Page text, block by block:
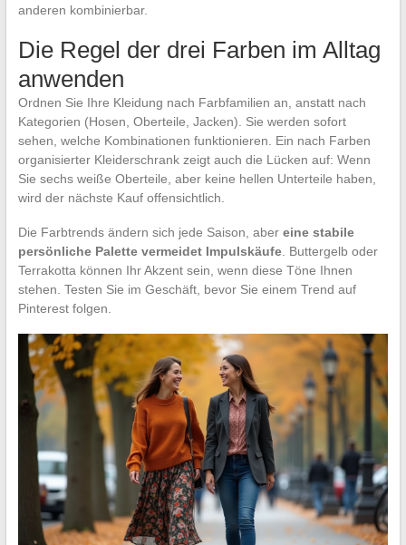
anderen kombinierbar.
Die Regel der drei Farben im Alltag
anwenden
Ordnen Sie Ihre Kleidung nach Farbfamilien an, anstatt nach
Kategorien (Hosen, Oberteile, Jacken). Sie werden sofort
sehen, welche Kombinationen funktionieren. Ein nach Farben
organisierter Kleiderschrank zeigt auch die Lücken auf: Wenn
Sie sechs weiße Oberteile, aber keine hellen Unterteile haben,
wird der nächste Kauf offensichtlich.
Die Farbtrends ändern sich jede Saison, aber eine stabile
persönliche Palette vermeidet Impulskäufe. Buttergelb oder
Terrakotta können Ihr Akzent sein, wenn diese Töne Ihnen
stehen. Testen Sie im Geschäft, bevor Sie einem Trend auf
Pinterest folgen.